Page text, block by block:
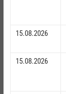
15.08.2026
15.08.2026